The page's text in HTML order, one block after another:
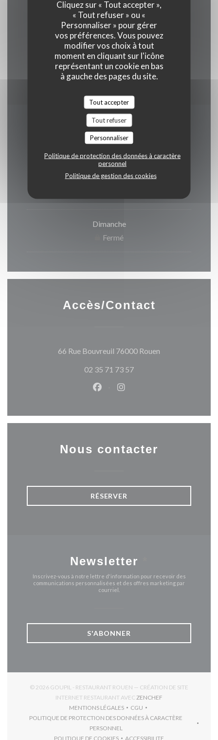
Cliquez sur « Tout accepter »,
« Tout refuser » ou «
Personnaliser » pour gérer
vos préférences. Vous pouvez
modifier vos choix à tout
moment en cliquant sur l'icône
représentant un cookie en bas
à gauche des pages du site.
Tout accepter
Tout refuser
Personnaliser
Politique de protection des données à caractère
personnel
Politique de gestion des cookies
Privatisation, Accès aux personnes à mobilité
réduite, Terrasse, Accès Wifi
Moyens de paiement
Amex, Apple Pay, Paiement Sans Contact, Titres
restaurant, Espèces, Visa, Carte Bleue
Horaires
Lun-Sam
Dimanche
Fermé
Accès/Contact
66 Rue Bouvreuil 76000 Rouen
02 35 71 73 57
Facebook ((ouvre une
Instagram ((ouvre une
Nous contacter
RÉSERVER
Newsletter
Inscrivez-vous à notre lettre d'information pour recevoir des
communications personnalisées et des offres marketing par
courriel.
S'ABONNER
© 2026 GOUPIL - RESTAURANT ROUEN — CRÉATION DE SITE
INTERNET RESTAURANT AVEC ZENCHEF
MENTIONS LÉGALES
((OUVRE UNE NOUVELLE FENÊTRE))
CGU
((OUVRE UNE NOUVELLE
POLITIQUE DE PROTECTION DES DONNÉES À CARACTÈRE
PERSONNEL((OUVRE UNE NOUVELLE FENÊTRE))
POLITIQUE DE COOKIES
ACCESSIBILITE